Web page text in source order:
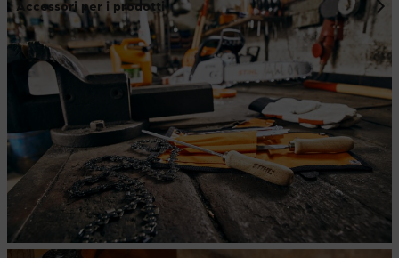
Accessori per i prodotti